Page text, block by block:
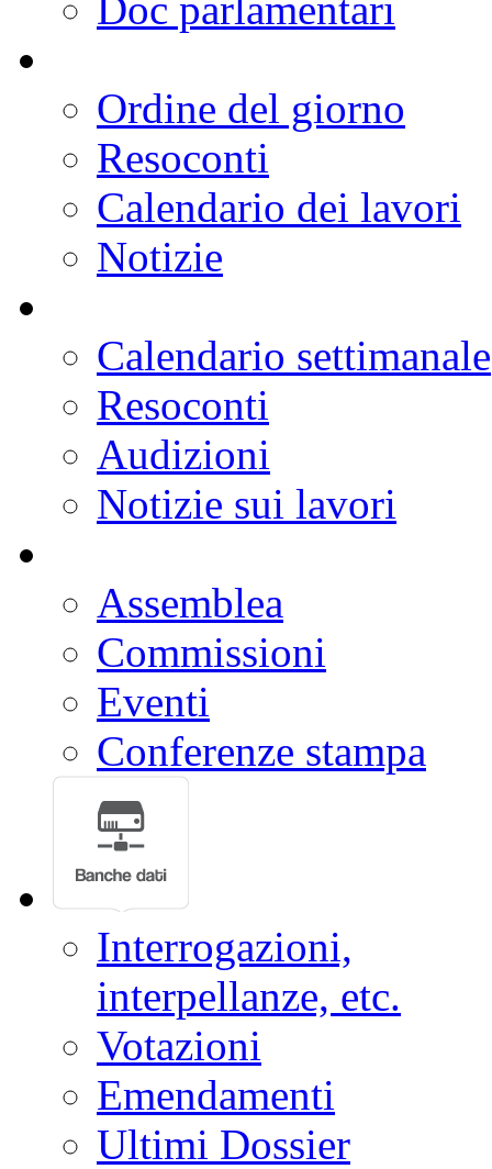
Ordine del giorno
Resoconti
Calendario dei lavori
Notizie
Calendario settimanale
Resoconti
Audizioni
Notizie sui lavori
Assemblea
Commissioni
Eventi
Conferenze stampa
Interrogazioni,
interpellanze, etc.
Votazioni
Emendamenti
Ultimi Dossier